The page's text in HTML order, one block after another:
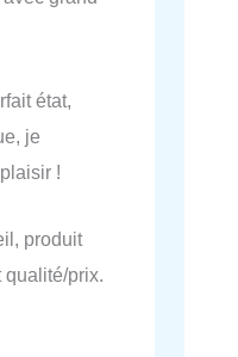
état,
je
!
produit
qualité/prix.